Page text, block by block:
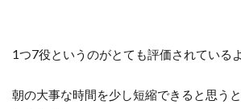
1つ7役というのがとても評価されている
朝の大事な時間を少し短縮できると思う